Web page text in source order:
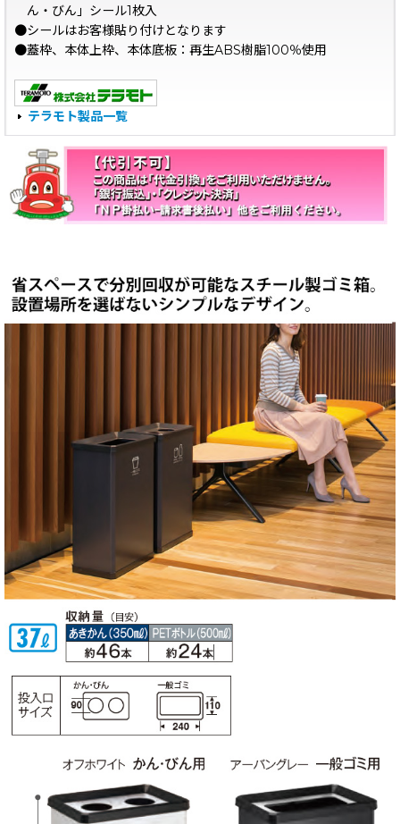
ん・びん」シール1枚入
●シールはお客様貼り付けとなります
●蓋枠、本体上枠、本体底板：再生ABS樹脂100％使用
テラモト製品一覧